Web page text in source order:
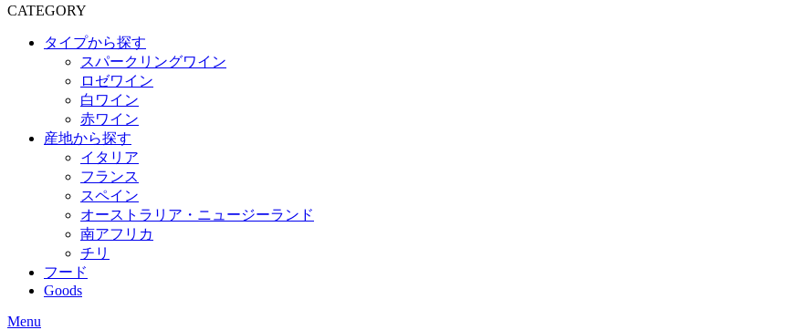
CATEGORY
タイプから探す
スパークリングワイン
ロゼワイン
白ワイン
赤ワイン
産地から探す
イタリア
フランス
スペイン
オーストラリア・ニュージーランド
南アフリカ
チリ
フード
Goods
Menu